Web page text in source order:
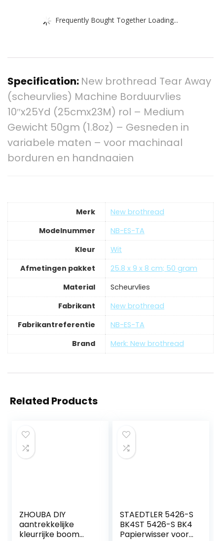
Frequently Bought Together Loading...
Specification: New brothread Tear Away
(scheurvlies) Machine Borduurvlies
10″x25Yd (25cmx23M) rol – Medium
Gewicht 50gm (1.8oz) – Gesneden in
variabele maten – voor machinaal
borduren en handnaaien
Merk
‎New brothread
Modelnummer
‎NB-ES-TA
Kleur
‎Wit
Afmetingen pakket
‎25.8 x 9 x 8 cm; 50 gram
Material
‎Scheurvlies
Fabrikant
‎New brothread
Fabrikantreferentie
‎NB-ES-TA
Brand
Merk: New brothread
Related Products
ZHOUBA DIY
aantrekkelijke
kleurrijke boom
STAEDTLER 5426-S
BK4ST 5426-S BK4
Papierwisser voor